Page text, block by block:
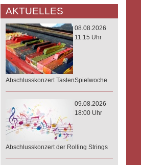
AKTUELLES
08.08.2026
11:15 Uhr
Abschlusskonzert TastenSpielwoche
09.08.2026
18:00 Uhr
Abschlusskonzert der Rolling Strings